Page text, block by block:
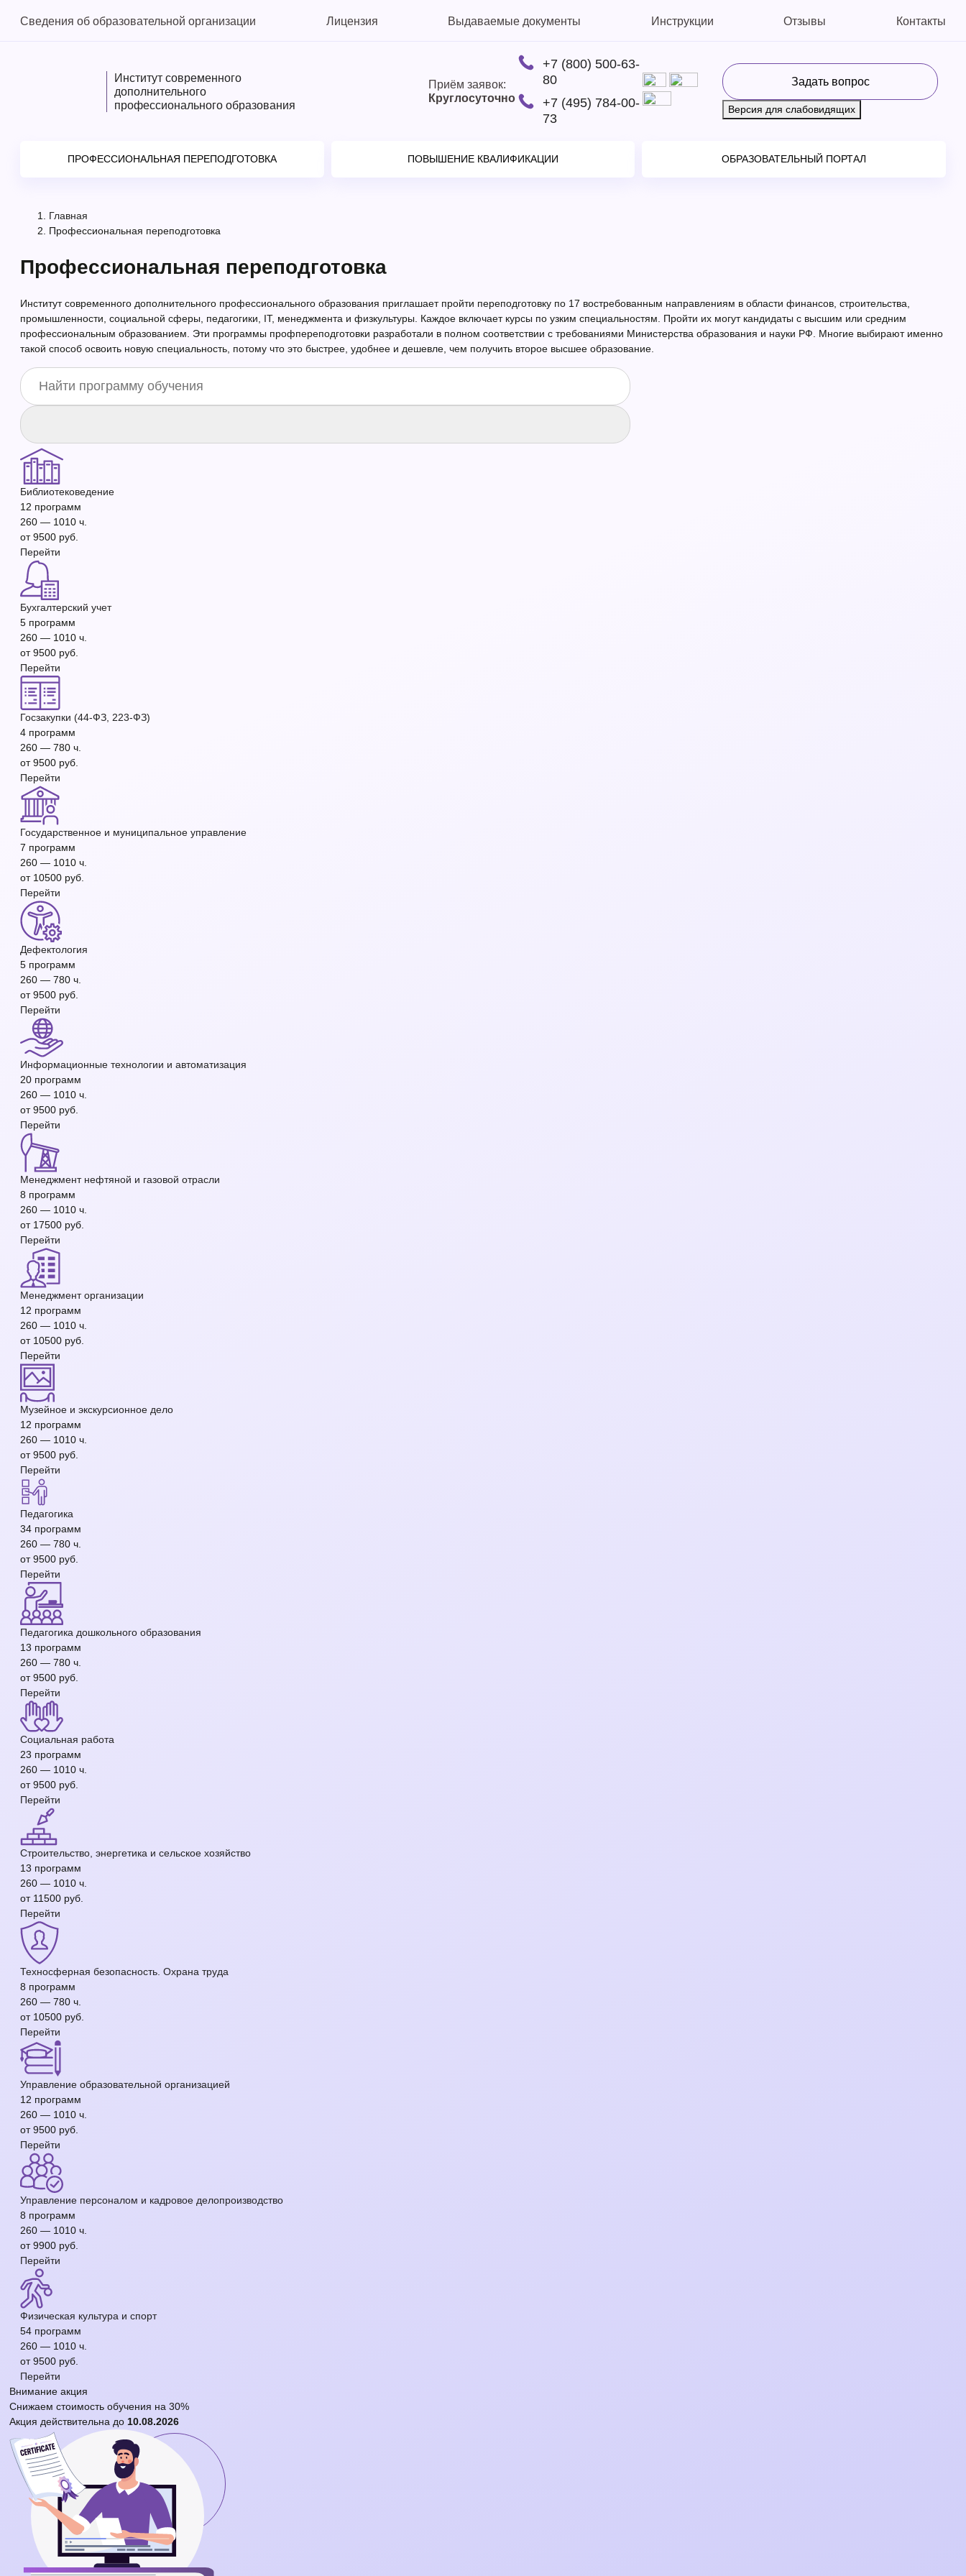
Сведения об образовательной организации Лицензия Выдаваемые документы Инструкции Отзывы Контакты
Институт современного
дополнительного
профессионального образования
Приём заявок:
Круглосуточно
+7 (800) 500-63-
80
+7 (495) 784-00-
73
Задать вопрос
Версия для слабовидящих
ПРОФЕССИОНАЛЬНАЯ ПЕРЕПОДГОТОВКА ПОВЫШЕНИЕ КВАЛИФИКАЦИИ ОБРАЗОВАТЕЛЬНЫЙ ПОРТАЛ
Главная
Профессиональная переподготовка
Профессиональная переподготовка
Институт современного дополнительного профессионального образования приглашает пройти переподготовку по 17 востребованным направлениям в области финансов, строительства,
промышленности, социальной сферы, педагогики, IT, менеджмента и физкультуры. Каждое включает курсы по узким специальностям. Пройти их могут кандидаты с высшим или средним
профессиональным образованием. Эти программы профпереподготовки разработали в полном соответствии с требованиями Министерства образования и науки РФ. Многие выбирают именно
такой способ освоить новую специальность, потому что это быстрее, удобнее и дешевле, чем получить второе высшее образование.
Библиотековедение
12 программ
260 — 1010 ч.
от 9500 руб.
Перейти
Бухгалтерский учет
5 программ
260 — 1010 ч.
от 9500 руб.
Перейти
Госзакупки (44-ФЗ, 223-ФЗ)
4 программ
260 — 780 ч.
от 9500 руб.
Перейти
Государственное и муниципальное управление
7 программ
260 — 1010 ч.
от 10500 руб.
Перейти
Дефектология
5 программ
260 — 780 ч.
от 9500 руб.
Перейти
Информационные технологии и автоматизация
20 программ
260 — 1010 ч.
от 9500 руб.
Перейти
Менеджмент нефтяной и газовой отрасли
8 программ
260 — 1010 ч.
от 17500 руб.
Перейти
Менеджмент организации
12 программ
260 — 1010 ч.
от 10500 руб.
Перейти
Музейное и экскурсионное дело
12 программ
260 — 1010 ч.
от 9500 руб.
Перейти
Педагогика
34 программ
260 — 780 ч.
от 9500 руб.
Перейти
Педагогика дошкольного образования
13 программ
260 — 780 ч.
от 9500 руб.
Перейти
Социальная работа
23 программ
260 — 1010 ч.
от 9500 руб.
Перейти
Строительство, энергетика и сельское хозяйство
13 программ
260 — 1010 ч.
от 11500 руб.
Перейти
Техносферная безопасность. Охрана труда
8 программ
260 — 780 ч.
от 10500 руб.
Перейти
Управление образовательной организацией
12 программ
260 — 1010 ч.
от 9500 руб.
Перейти
Управление персоналом и кадровое делопроизводство
8 программ
260 — 1010 ч.
от 9900 руб.
Перейти
Физическая культура и спорт
54 программ
260 — 1010 ч.
от 9500 руб.
Перейти
Внимание акция
Снижаем стоимость обучения на 30%
Акция действительна до 10.08.2026